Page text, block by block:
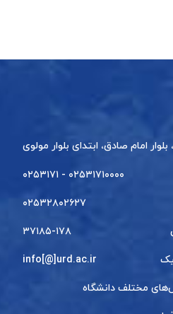
امام صادق، ابتدای بلوار مولوی
۰۲۵۳۱۷۱۰۰۰۰ - ۰۲۵۳۱۷۱
۰۲۵۳۲۸۰۲۶۲۷
۳۷۱۸۵-۱۷۸
info[@]urd.ac.ir
مختلف دانشگاه